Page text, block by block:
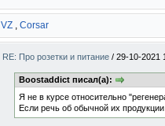
VZ , Corsar
RE: Про розетки и питание / 29-10-2021
Boostaddict писал(а):
Я не в курсе относительно
Если речь об обычной их продукции